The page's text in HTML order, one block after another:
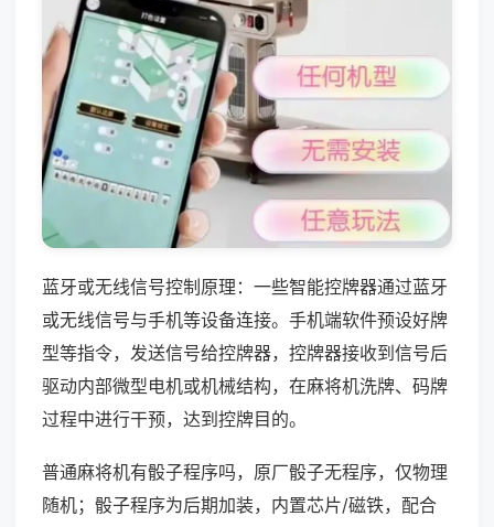
蓝牙或无线信号控制原理：一些智能控牌器通过蓝牙
或无线信号与手机等设备连接。手机端软件预设好牌
型等指令，发送信号给控牌器，控牌器接收到信号后
驱动内部微型电机或机械结构，在麻将机洗牌、码牌
过程中进行干预，达到控牌目的。
普通麻将机有骰子程序吗，原厂骰子无程序，仅物理
随机；骰子程序为后期加装，内置芯片/磁铁，配合